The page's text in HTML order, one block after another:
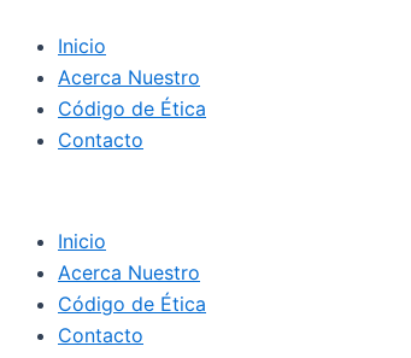
Inicio
Acerca Nuestro
Código de Ética
Contacto
Inicio
Acerca Nuestro
Código de Ética
Contacto